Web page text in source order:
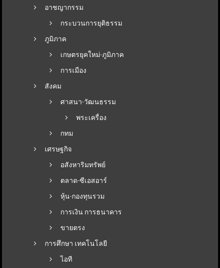
อาชญากรรม
กระบวนการยุติธรรม
ภูมิภาค
เกษตรยุคใหม่-ภูมิภาค
การเมือง
สังคม
ศาสนา-วัฒนธรรม
พระเครื่อง
กทม
เศรษฐกิจ
อสังหาริมทรัพย์
ตลาด-ซีเอสอาร์
หุ้น-กองทุนรวม
การเงิน การธนาคาร
ขายตรง
การศึกษา เทคโนโลยี
ไอที